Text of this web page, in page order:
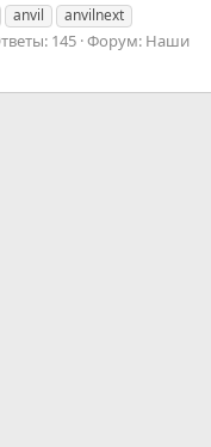
anvil
anvilnext
145 Форум: Наши